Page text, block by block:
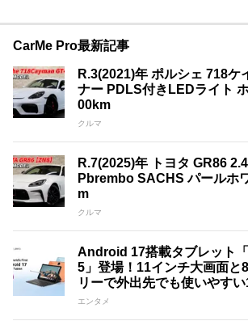
CarMe Pro最新記事
R.3(2021)年 ポルシェ 718ケ
ナー PDLS付きLEDライト
00km
クルマ
R.7(2025)年 トヨタ GR86
Pbrembo SACHS パールホ
m
クルマ
Android 17搭載タブレット
5」登場！11インチ大画面と
リーで外出先でも使いやすい
エンタメ